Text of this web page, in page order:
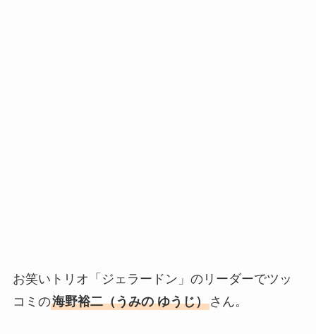
お笑いトリオ「ジェラードン」のリーダーでツッ
コミの海野裕二（うみの ゆうじ）さん。